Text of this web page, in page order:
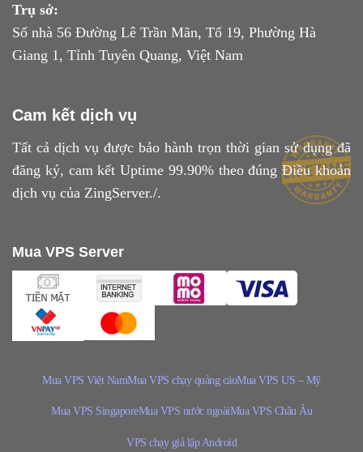
Trụ sở:
Số nhà 56 Đường Lê Trần Mãn, Tổ 19, Phường Hà
Giang 1, Tỉnh Tuyên Quang, Việt Nam
Cam kết dịch vụ
Tất cả dịch vụ được bảo hành trọn thời gian sử dụng đã
đăng ký, cam kết Uptime 99.90% theo đúngĐiều khoản
dịch vụ của ZingServer./.
Mua VPS Server
Mua VPS Việt NamMua VPS chạy quảng cáoMua VPS US – Mỹ
Mua VPS SingaporeMua VPS nước ngoàiMua VPS Châu Âu
VPS chạy giả lập Android